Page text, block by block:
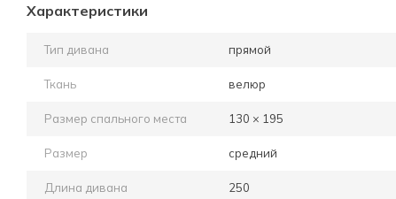
Характеристики
Тип дивана прямой
Ткань велюр
Размер спального места 130 × 195
Размер средний
Длина дивана 250